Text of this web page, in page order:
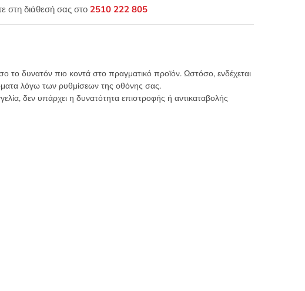
στη διάθεσή σας στο 2510 222 805
το δυνατόν πιο κοντά στο πραγματικό προϊόν. Ωστόσο, ενδέχεται
λόγω των ρυθμίσεων της οθόνης σας.
δεν υπάρχει η δυνατότητα επιστροφής ή αντικαταβολής